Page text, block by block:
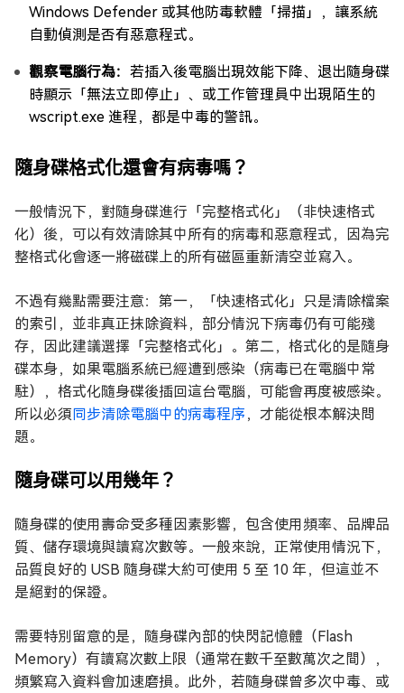
Windows Defender 或其他防毒軟體「掃描」，讓系統
自動偵測是否有惡意程式。
觀察電腦行為： 若插入後電腦出現效能下降、退出隨身碟
時顯示「無法立即停止」、或工作管理員中出現陌生的
wscript.exe 進程，都是中毒的警訊。
隨身碟格式化還會有病毒嗎？
一般情況下，對隨身碟進行「完整格式化」（非快速格式
化）後，可以有效清除其中所有的病毒和惡意程式，因為完
整格式化會逐一將磁碟上的所有磁區重新清空並寫入。
不過有幾點需要注意：第一，「快速格式化」只是清除檔案
的索引，並非真正抹除資料，部分情況下病毒仍有可能殘
存，因此建議選擇「完整格式化」。第二，格式化的是隨身
碟本身，如果電腦系統已經遭到感染（病毒已在電腦中常
駐），格式化隨身碟後插回這台電腦，可能會再度被感染。
所以必須 同步清除電腦中的病毒程序 ，才能從根本解決問
題。
隨身碟可以用幾年？
隨身碟的使用壽命受多種因素影響，包含使用頻率、品牌品
質、儲存環境與讀寫次數等。一般來說，正常使用情況下，
品質良好的 USB 隨身碟大約可使用 5 至 10 年，但這並不
是絕對的保證。
需要特別留意的是，隨身碟內部的快閃記憶體（Flash
Memory）有讀寫次數上限（通常在數千至數萬次之間），
頻繁寫入資料會加速磨損。此外，若隨身碟曾多次中毒、或